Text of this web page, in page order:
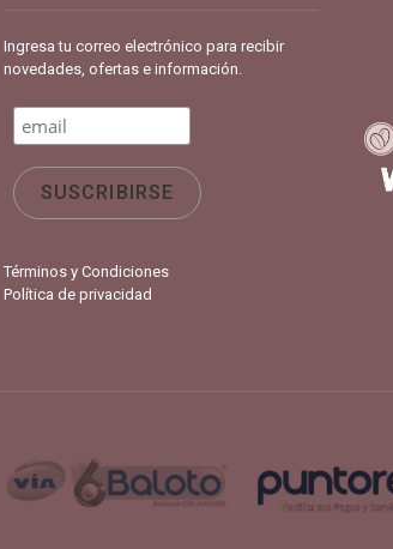
Ingresa tu correo electrónico para recibir
novedades, ofertas e información.
Términos y Condiciones
Política de privacidad